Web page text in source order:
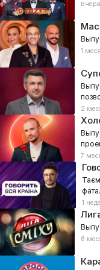
вчера
1
2
7
1
8